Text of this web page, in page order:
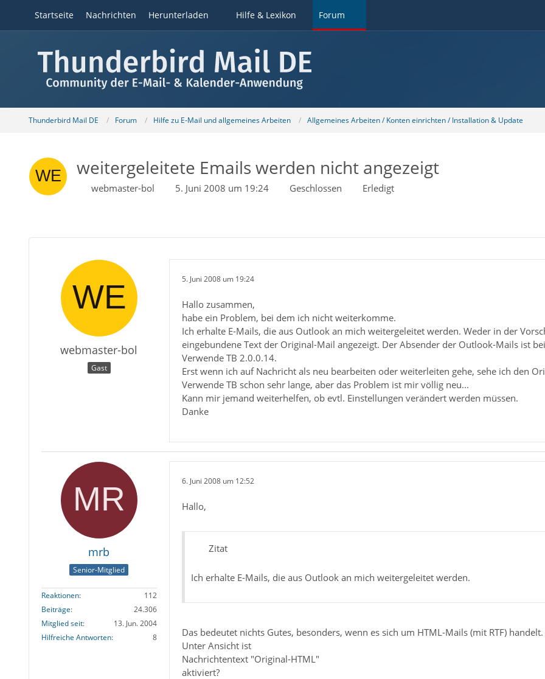
Startseite Nachrichten Herunterladen Hilfe & Lexikon Forum
Thunderbird Mail DE Forum Hilfe zu E-Mail und allgemeines Arbeiten Allgemeines Arbeiten / Konten einrichten / Installation & Update
weitergeleitete Emails werden nicht angezeigt
webmaster-bol 5. Juni 2008 um 19:24 Geschlossen Erledigt
webmaster-bol
Gast
5. Juni 2008 um 19:24
Hallo zusammen,
habe ein Problem, bei dem ich nicht weiterkomme.
Ich erhalte E-Mails, die aus Outlook an mich weitergeleitet werden. Weder in der
eingebundene Text der Original-Mail angezeigt. Der Absender der Outlook-Mails ist
Verwende TB 2.0.0.14.
Erst wenn ich auf Nachricht als neu bearbeiten oder weiterleiten gehe, sehe ich den
Verwende TB schon sehr lange, aber das Problem ist mir völlig neu...
Kann mir jemand weiterhelfen, ob evtl. Einstellungen verändert werden müssen.
Danke
mrb
Senior-Mitglied
Reaktionen
112
Beiträge
24.306
Mitglied seit
13. Jun. 2004
Hilfreiche Antworten
8
6. Juni 2008 um 12:52
Hallo,
Zitat
Ich erhalte E-Mails, die aus Outlook an mich weitergeleitet werden.
Das bedeutet nichts Gutes, besonders, wenn es sich um HTML-Mails (mit RTF) handelt.
Unter Ansicht ist
Nachrichtentext "Original-HTML"
aktiviert?